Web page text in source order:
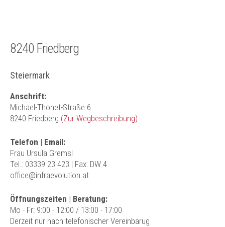
8240 Friedberg
Steiermark
Anschrift:
Michael-Thonet-Straße 6
8240 Friedberg (Zur Wegbeschreibung)
Telefon | Email:
Frau Ursula Gremsl
Tel.: 03339 23 423 | Fax: DW 4
office@infraevolution.at
Öffnungszeiten | Beratung:
Mo - Fr: 9:00 - 12:00 / 13:00 - 17:00
Derzeit nur nach telefonischer Vereinbarug